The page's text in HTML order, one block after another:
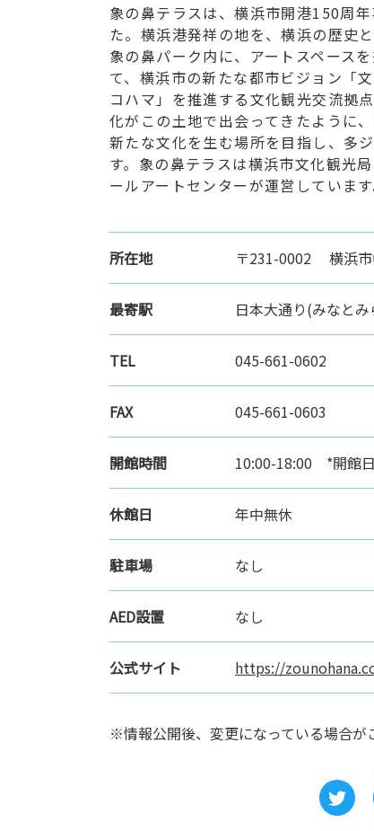
象の鼻テラスは、横浜市開港150周
た。横浜港発祥の地を、横浜の歴史
象の鼻パーク内に、アートスペース
て、横浜市の新たな都市ビジョン「
コハマ」を推進する文化観光交流拠
化がこの土地で出会ってきたように
新たな文化を生む場所を目指し、多
す。象の鼻テラスは横浜市文化観光
ールアートセンターが運営しています
所在地 〒231-0002 横浜市
最寄駅 日本大通り(みなと
TEL 045-661-0602
FAX 045-661-0603
開館時間 10:00-18:00 *開館日
休館日 年中無休
駐車場 なし
AED設置 なし
公式サイト https://
※情報公開後、変更になっている場合が